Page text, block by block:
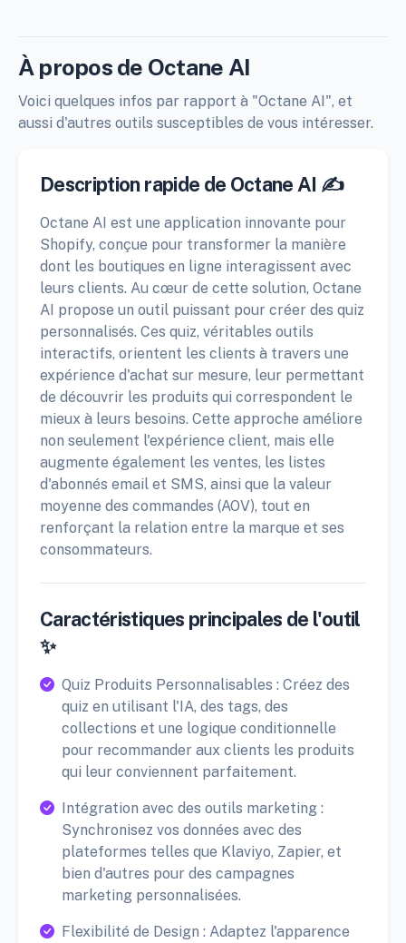
À propos de Octane AI
Voici quelques infos par rapport à "Octane AI", et
aussi d'autres outils susceptibles de vous intéresser.
Description rapide de Octane AI ✍️
Octane AI est une application innovante pour
Shopify, conçue pour transformer la manière
dont les boutiques en ligne interagissent avec
leurs clients. Au cœur de cette solution, Octane
AI propose un outil puissant pour créer des quiz
personnalisés. Ces quiz, véritables outils
interactifs, orientent les clients à travers une
expérience d'achat sur mesure, leur permettant
de découvrir les produits qui correspondent le
mieux à leurs besoins. Cette approche améliore
non seulement l'expérience client, mais elle
augmente également les ventes, les listes
d'abonnés email et SMS, ainsi que la valeur
moyenne des commandes (AOV), tout en
renforçant la relation entre la marque et ses
consommateurs.
Caractéristiques principales de l'outil
✨
Quiz Produits Personnalisables : Créez des
quiz en utilisant l'IA, des tags, des
collections et une logique conditionnelle
pour recommander aux clients les produits
qui leur conviennent parfaitement.
Intégration avec des outils marketing :
Synchronisez vos données avec des
plateformes telles que Klaviyo, Zapier, et
bien d'autres pour des campagnes
marketing personnalisées.
Flexibilité de Design : Adaptez l'apparence